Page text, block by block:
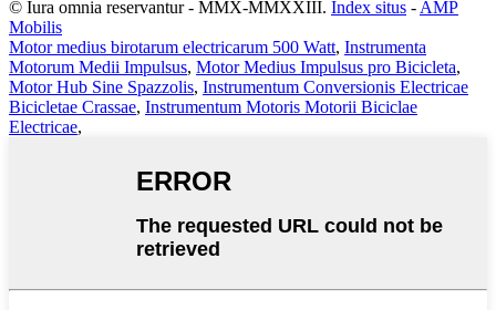
© Iura omnia reservantur - MMX-MMXXIII. Index situs - AMP
Mobilis
Motor medius birotarum electricarum 500 Watt, Instrumenta
Motorum Medii Impulsus, Motor Medius Impulsus pro Bicicleta,
Motor Hub Sine Spazzolis, Instrumentum Conversionis Electricae
Bicicletae Crassae, Instrumentum Motoris Motorii Biciclae
Electricae,